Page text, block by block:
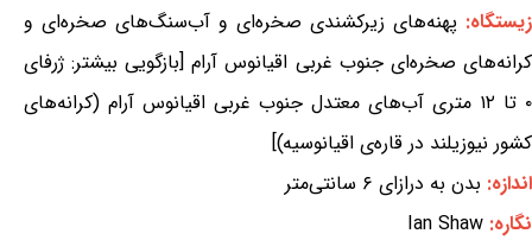
زیستگاه: پهنه‌های زیرکشندی صخره‌ای و آب‌سنگ‌های صخره‌ای و
کرانه‌های صخره‌ای جنوب غربی اقیانوس آرام [بازگویی بیشتر: ژرفای
۰ تا ۱۲ متری آب‌های معتدل جنوب غربی اقیانوس آرام (کرانه‌های
کشور نیوزیلند در قاره‌ی اقیانوسیه)]
اندازه: بدن به درازای ۶ سانتی‌متر
نگاره: Ian Shaw